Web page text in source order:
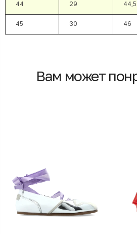
44 29 44,5
45 30 46
Вам может